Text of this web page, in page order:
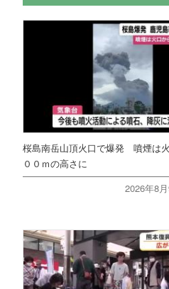
桜島南岳山頂火口で爆発 噴煙は
００ｍの高さに
2026年8